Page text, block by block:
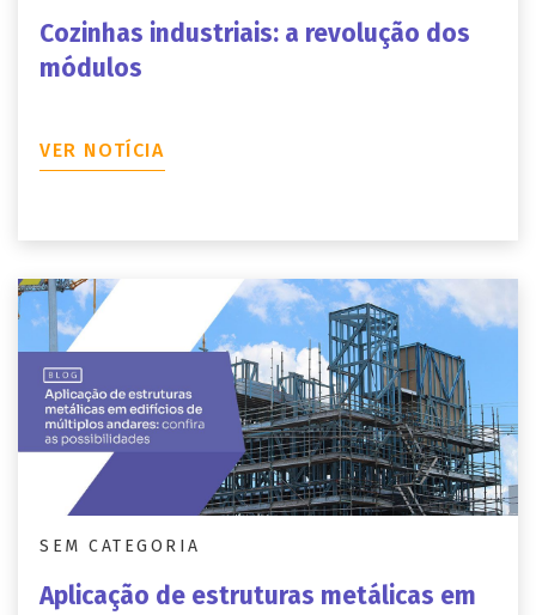
Cozinhas industriais: a revolução dos
módulos
VER NOTÍCIA
SEM CATEGORIA
Aplicação de estruturas metálicas em